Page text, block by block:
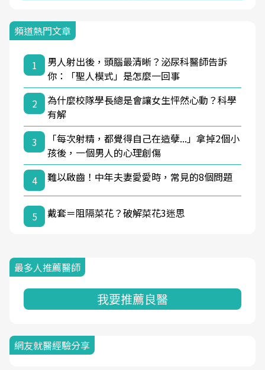
頻道熱門文章
1
男人射出後，頭腦最清晰？泌尿科醫師告訴
你：「聖人模式」是怎麼一回事
2
為什麼校隊學長總是會讓女生怦然心動？科學
有解
3
「每次射精，都覺得自己在造孽...」拿掉2個小
孩後，一個男人的心理創傷
4
難以啟齒！中年夫妻愛愛時，常見的8個問題
5 戴套＝阻隔菜花？破解菜花3迷思
最多人推薦醫師
我要推薦良醫
網友就醫經驗分享